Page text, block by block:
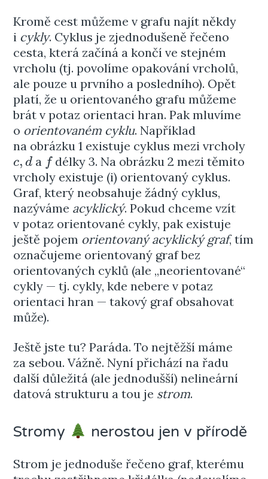
Kromě cest můžeme v grafu najít někdy
i cykly. Cyklus je zjednodušeně řečeno
cesta, která začíná a končí ve stejném
vrcholu (tj. povolíme opakování vrcholů,
ale pouze u prvního a posledního). Opět
platí, že u orientovaného grafu můžeme
brát v potaz orientaci hran. Pak mluvíme
o orientovaném cyklu. Například
na obrázku 1 existuje cyklus mezi vrcholy
c, d
c, d a f
f délky 3. Na obrázku 2 mezi těmito
vrcholy existuje (i) orientovaný cyklus.
Graf, který neobsahuje žádný cyklus,
nazýváme acyklický. Pokud chceme vzít
v potaz orientované cykly, pak existuje
ještě pojem orientovaný acyklický graf, tím
označujeme orientovaný graf bez
orientovaných cyklů (ale „neorientované“
cykly — tj. cykly, kde nebere v potaz
orientaci hran — takový graf obsahovat
může).
Ještě jste tu? Paráda. To nejtěžší máme
za sebou. Vážně. Nyní přichází na řadu
další důležitá (ale jednodušší) nelineární
datová strukturu a tou je strom.
Stromy nerostou jen v přírodě
Strom je jednoduše řečeno graf, kterému